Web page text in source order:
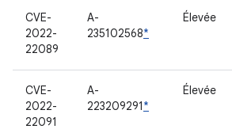
CVE-
2022-
22089
A-
235102568*
Élevée
CVE-
2022-
22091
A-
223209291*
Élevée